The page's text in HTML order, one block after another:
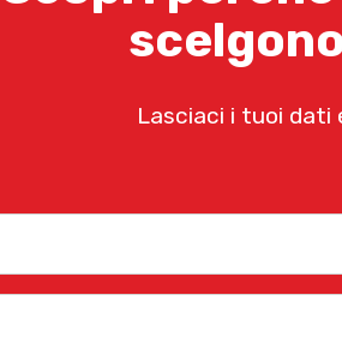
Lasciaci i tuoi dati